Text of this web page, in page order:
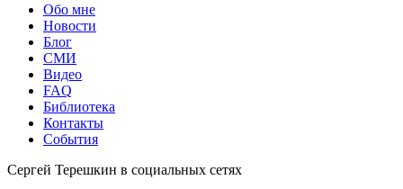
Обо мне
Новости
Блог
СМИ
Видео
FAQ
Библиотека
Контакты
События
Сергей Терешкин в социальных сетях